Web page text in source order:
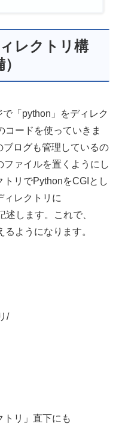
レクトリ構
「python」をディレク
コードを使っていきま
ログも管理しているの
ァイルを置くようにし
トリでPythonをCGIとし
ィレクトリに
述します。これで、
ようになります。
/
リ」直下にも